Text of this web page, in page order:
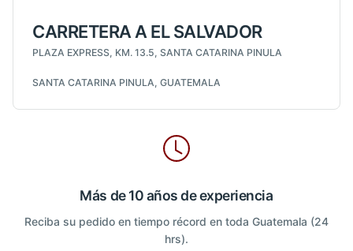
CARRETERA A EL SALVADOR
PLAZA EXPRESS, KM. 13.5, SANTA CATARINA PINULA
SANTA CATARINA PINULA, GUATEMALA
Más de 10 años de experiencia
Reciba su pedido en tiempo récord en toda Guatemala (24
hrs).